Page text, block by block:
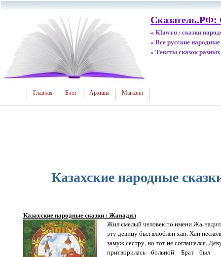
Сказатель.РФ:
» Klaw.ru : сказки
» Все русские народные
» Тексты сказок
Главная Блог Архивы Магазин
Казахские народные
Казахские народные сказки : Жанадил
Жил смелый человек по имени Жа-
эту девицу был влюблен хан. Хан
замуж сестру, но тот не соглашался.
притворилась больной. Брат был